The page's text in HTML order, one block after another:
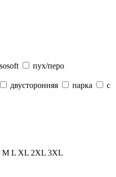
пух/перо
двусторонняя парка
с
M L XL 2XL 3XL